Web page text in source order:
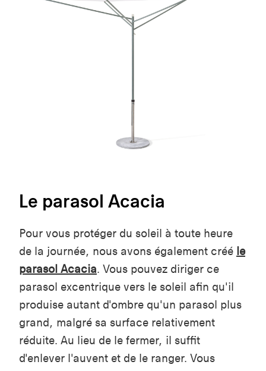
Le parasol Acacia
Pour vous protéger du soleil à toute heure
de la journée, nous avons également créé le
parasol Acacia. Vous pouvez diriger ce
parasol excentrique vers le soleil afin qu'il
produise autant d'ombre qu'un parasol plus
grand, malgré sa surface relativement
réduite. Au lieu de le fermer, il suffit
d'enlever l'auvent et de le ranger. Vous